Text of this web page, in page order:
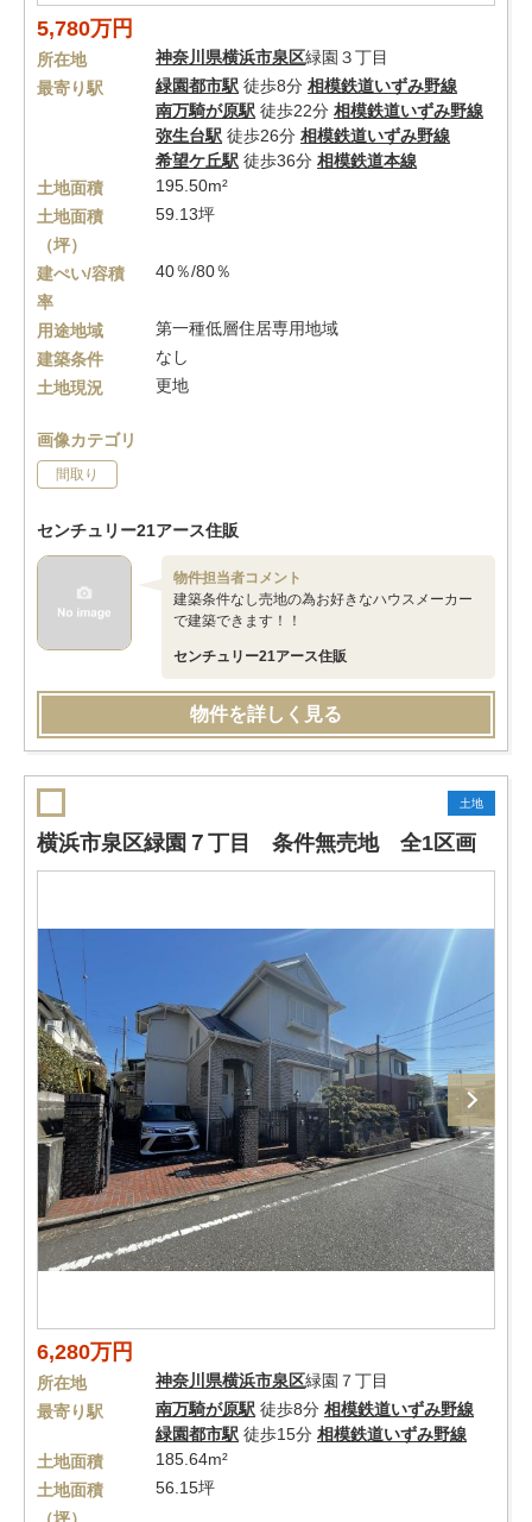
5,780万円
所在地 神奈川県横浜市泉区緑園３丁目
最寄り駅
緑園都市駅 徒歩8分 相模鉄道いずみ野線
南万騎が原駅 徒歩22分 相模鉄道いずみ野線
弥生台駅 徒歩26分 相模鉄道いずみ野線
希望ケ丘駅 徒歩36分 相模鉄道本線
土地面積
195.50m²
土地面積
（坪）
59.13坪
建ぺい/容積
率
40％/80％
用途地域
第一種低層住居専用地域
建築条件
なし
土地現況
更地
画像カテゴリ
間取り
センチュリー21アース住販
物件担当者コメント
建築条件なし売地の為お好きなハウスメーカー
で建築できます！！
センチュリー21アース住販
物件を詳しく見る
土地
横浜市泉区緑園７丁目 条件無売地 全1区画
6,280万円
所在地 神奈川県横浜市泉区緑園７丁目
最寄り駅
南万騎が原駅 徒歩8分 相模鉄道いずみ野線
緑園都市駅 徒歩15分 相模鉄道いずみ野線
土地面積
185.64m²
土地面積
56.15坪